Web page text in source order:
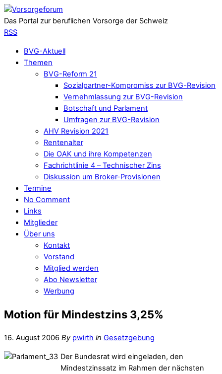
Das Portal zur beruflichen Vorsorge der Schweiz
RSS
BVG-Aktuell
Themen
BVG-Reform 21
Sozialpartner-Kompromiss zur BVG-Revision
Vernehmlassung zur BVG-Revision
Botschaft und Parlament
Umfragen zur BVG-Revision
AHV Revision 2021
Rentenalter
Die OAK und ihre Kompetenzen
Fachrichtlinie 4 – Technischer Zins
Diskussion um Broker-Provisionen
Termine
No Comment
Links
Mitglieder
Über uns
Kontakt
Vorstand
Mitglied werden
Abo Newsletter
Werbung
Motion für Mindestzins 3,25%
16. August 2006 By pwirth in Gesetzgebung
Der Bundesrat wird eingeladen, den
Mindestzinssatz im Rahmen der nächsten